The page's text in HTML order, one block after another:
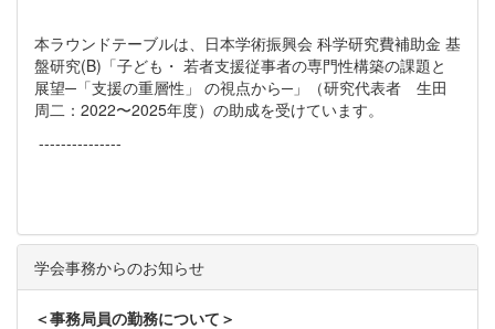
本ラウンドテーブルは、日本学術振興会 科学研究費補助金 基
盤研究(B)「子ども・ 若者支援従事者の専門性構築の課題と
展望─「支援の重層性」 の視点から─」（研究代表者 生田
周二：2022〜2025年度）の助成を受けています。
---------------
学会事務からのお知らせ
＜事務局員の勤務について＞